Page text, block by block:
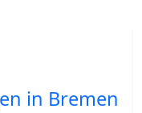
in Bremen